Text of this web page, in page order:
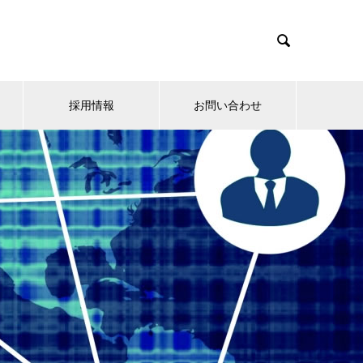

採用情報 お問い合わせ